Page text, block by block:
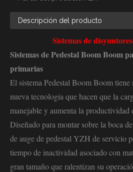
Descripción del producto
Sistemas de
Sistemas de Pedestal Boom Boom
primarias
El sistema Pedestal Boom Boom tiene
nueva tecnología que hacen que la
manejable y aumenta la productividad
Diseñado para montar sobre la boca
de auge de pedestal YZH de servicio
tiempo de inactividad asociado con
gran tamaño que ralentizan su